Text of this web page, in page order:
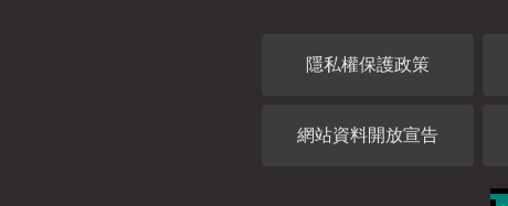
隱私權保護政策
網站資料開放宣告